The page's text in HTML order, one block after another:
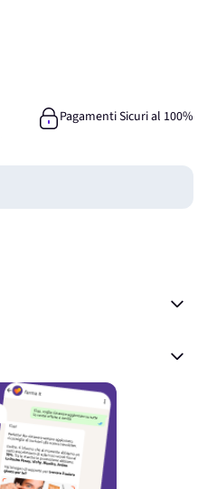
Pagamenti Sicuri al 100%